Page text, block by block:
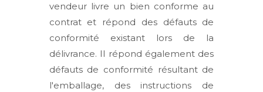
vendeur livre un bien conforme au
contrat et répond des défauts de
conformité existant lors de la
délivrance. Il répond également des
défauts de conformité résultant de
l'emballage, des instructions de